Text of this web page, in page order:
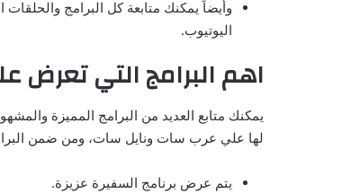
وأيضاً يمكنك متابعة كل البرامج
اليوتيوب.
اهم البرامج التي تعرض
يمكنك متابع العديد من البرامج المميزة
لها علي عرب سات ونايل سات، ومن ضمن
يتم عرض برنامج السفيرة عزيزة.